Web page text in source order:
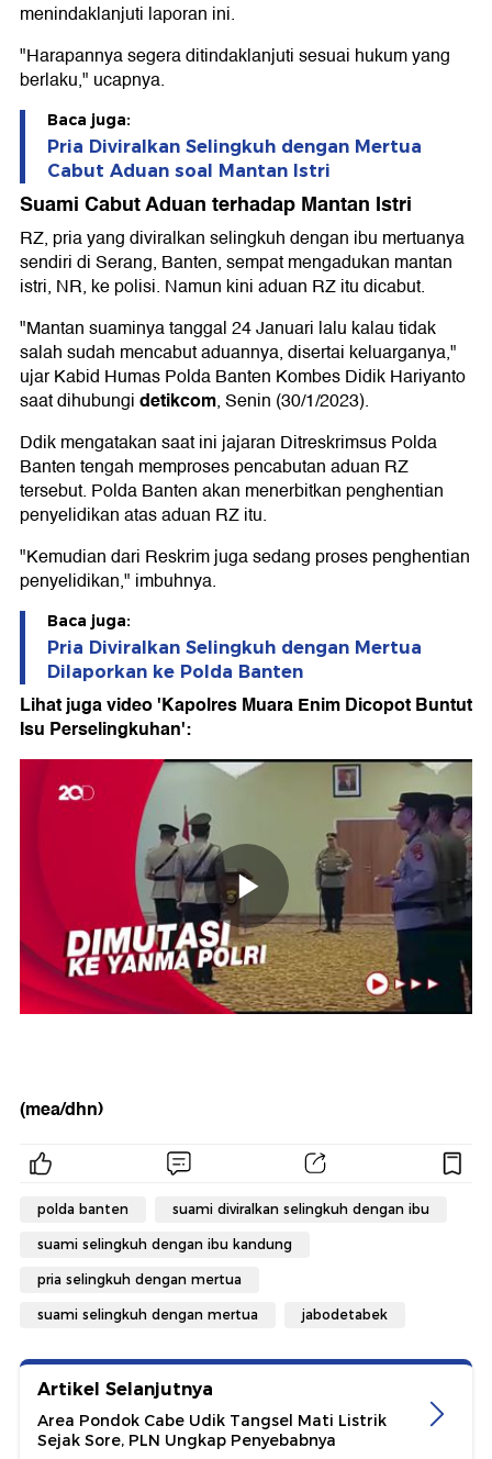
menindaklanjuti laporan ini.
"Harapannya segera ditindaklanjuti sesuai hukum yang
berlaku," ucapnya.
Baca juga:
Pria Diviralkan Selingkuh dengan Mertua
Cabut Aduan soal Mantan Istri
Suami Cabut Aduan terhadap Mantan Istri
RZ, pria yang diviralkan selingkuh dengan ibu mertuanya
sendiri di Serang, Banten, sempat mengadukan mantan
istri, NR, ke polisi. Namun kini aduan RZ itu dicabut.
"Mantan suaminya tanggal 24 Januari lalu kalau tidak
salah sudah mencabut aduannya, disertai keluarganya,"
ujar Kabid Humas Polda Banten Kombes Didik Hariyanto
saat dihubungidetikcom, Senin (30/1/2023).
Ddik mengatakan saat ini jajaran Ditreskrimsus Polda
Banten tengah memproses pencabutan aduan RZ
tersebut. Polda Banten akan menerbitkan penghentian
penyelidikan atas aduan RZ itu.
"Kemudian dari Reskrim juga sedang proses penghentian
penyelidikan," imbuhnya.
Baca juga:
Pria Diviralkan Selingkuh dengan Mertua
Dilaporkan ke Polda Banten
Lihat juga video 'Kapolres Muara Enim Dicopot Buntut
Isu Perselingkuhan':
(mea/dhn)
polda banten suami diviralkan selingkuh dengan ibu
suami selingkuh dengan ibu kandung
pria selingkuh dengan mertua
suami selingkuh dengan mertua jabodetabek
Artikel Selanjutnya
Area Pondok Cabe Udik Tangsel Mati Listrik
Sejak Sore, PLN Ungkap Penyebabnya